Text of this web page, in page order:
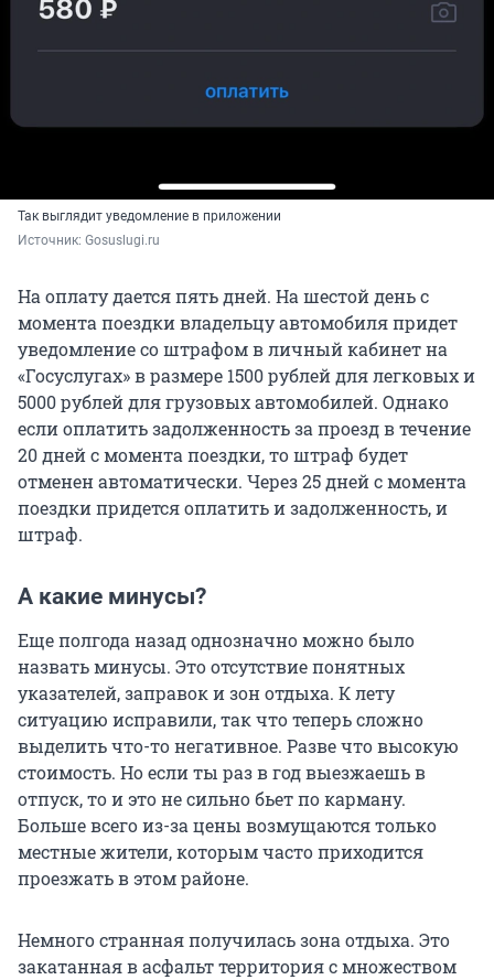
Так выглядит уведомление в приложении
Источник: Gosuslugi.ru
На оплату дается пять дней. На шестой день с
момента поездки владельцу автомобиля придет
уведомление со штрафом в личный кабинет на
«Госуслугах» в размере 1500 рублей для легковых и
5000 рублей для грузовых автомобилей. Однако
если оплатить задолженность за проезд в течение
20 дней с момента поездки, то штраф будет
отменен автоматически. Через 25 дней с момента
поездки придется оплатить и задолженность, и
штраф.
А какие минусы?
Еще полгода назад однозначно можно было
назвать минусы. Это отсутствие понятных
указателей, заправок и зон отдыха. К лету
ситуацию исправили, так что теперь сложно
выделить что-то негативное. Разве что высокую
стоимость. Но если ты раз в год выезжаешь в
отпуск, то и это не сильно бьет по карману.
Больше всего из-за цены возмущаются только
местные жители, которым часто приходится
проезжать в этом районе.
Немного странная получилась зона отдыха. Это
закатанная в асфальт территория с множеством